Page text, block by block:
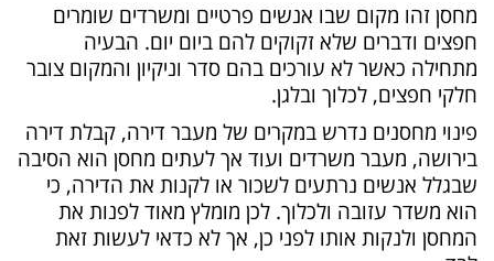
מחסן זהו מקום שבו אנשים פרטיים ומשרדים שומרים
חפצים ודברים שלא זקוקים להם ביום יום. הבעיה
מתחילה כאשר לא עורכים בהם סדר וניקיון והמקום צובר
חלקי חפצים, לכלוך ובלגן.
פינוי מחסנים נדרש במקרים של מעבר דירה, קבלת דירה
בירושה, מעבר משרדים ועוד אך לעתים מחסן הוא הסיבה
שבגלל אנשים נרתעים לשכור או לקנות את הדירה, כי
הוא משדר עזובה ולכלוך. לכן מומלץ מאוד לפנות את
המחסן ולנקות אותו לפני כן, אך לא כדאי לעשות זאת